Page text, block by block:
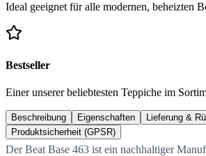
Ideal geeignet für alle modernen, beheizten
Bestseller
Einer unserer beliebtesten Teppiche im
Beschreibung Eigenschaften
Lieferung &
Produktsicherheit (GPSR)
Der Beat Base 463 ist ein nachhaltiger